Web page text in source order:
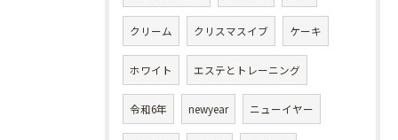
クリーム クリスマスイブ ケーキ
ホワイト エステとトレーニング
令和6年 newyear ニューイヤー